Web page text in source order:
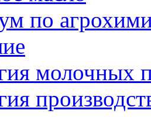
по
молочных